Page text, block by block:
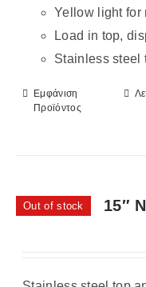
Yellow light for
Load in top,
Stainless steel
Εμφάνιση
Προϊόντος
Out of stock 15″